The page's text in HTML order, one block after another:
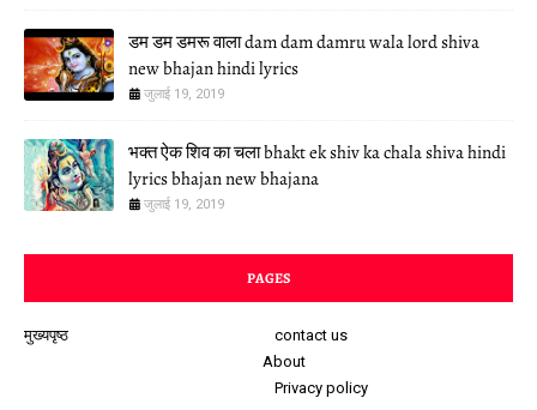
डम डम डमरू वाला dam dam damru wala lord shiva
new bhajan hindi lyrics
जुलाई 19, 2019
भक्त ऐक शिव का चला bhakt ek shiv ka chala shiva hindi
lyrics bhajan new bhajana
जुलाई 19, 2019
PAGES
मुख्यपृष्ठ
contact us
About
Privacy policy